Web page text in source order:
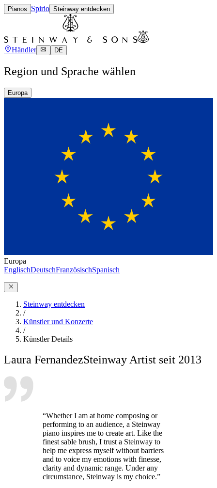
Pianos Spirio Steinway entdecken
Händler DE
Region und Sprache wählen
Europa
Europa
EnglischDeutschFranzösischSpanisch
Steinway entdecken
/
Künstler und Konzerte
/
Künstler Details
Laura FernandezSteinway Artist seit 2013
“Whether I am at home composing or
performing to an audience, a Steinway
piano inspires me to create art. Like the
finest sable brush, I trust a Steinway to
help me express myself without barriers
and to voice my emotions with finesse,
clarity and dynamic range. Under any
circumstance, Steinway is my choice.”